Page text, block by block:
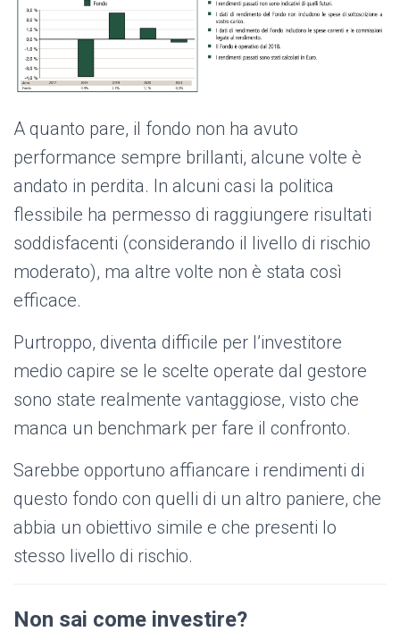
A quanto pare, il fondo non ha avuto
performance sempre brillanti, alcune volte è
andato in perdita. In alcuni casi la politica
flessibile ha permesso di raggiungere risultati
soddisfacenti (considerando il livello di rischio
moderato), ma altre volte non è stata così
efficace.
Purtroppo, diventa difficile per l’investitore
medio capire se le scelte operate dal gestore
sono state realmente vantaggiose, visto che
manca un benchmark per fare il confronto.
Sarebbe opportuno affiancare i rendimenti di
questo fondo con quelli di un altro paniere, che
abbia un obiettivo simile e che presenti lo
stesso livello di rischio.
Non sai come investire?